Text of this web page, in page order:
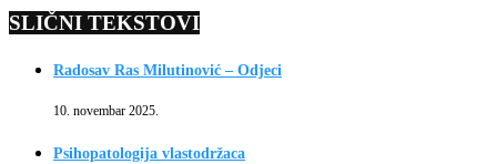
SLIČNI TEKSTOVI
Radosav Ras Milutinović – Odjeci
10. novembar 2025.
Psihopatologija vlastodržaca